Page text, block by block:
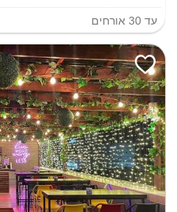
עד 30 אורחים